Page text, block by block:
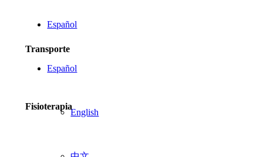
Español
Español
English
Transporte
Fisioterapia